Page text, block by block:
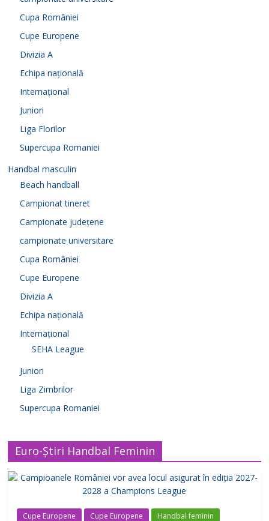
Cupa României
Cupe Europene
Divizia A
Echipa națională
Internațional
Juniori
Liga Florilor
Supercupa Romaniei
Handbal masculin
Beach handball
Campionat tineret
Campionate județene
campionate universitare
Cupa României
Cupe Europene
Divizia A
Echipa națională
Internațional
SEHA League
Juniori
Liga Zimbrilor
Supercupa Romaniei
Euro-Știri Handbal Feminin
Cupe Europene Cupe Europene Handbal feminin